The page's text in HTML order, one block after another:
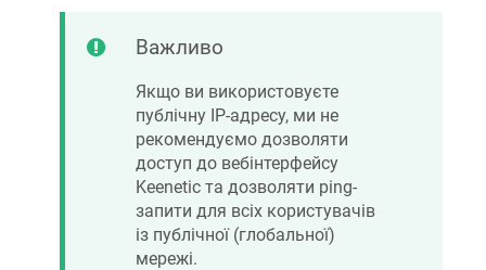
Важливо
Якщо ви використовуєте
публічну IP-адресу, ми не
рекомендуємо дозволяти
доступ до вебінтерфейсу
Keenetic та дозволяти ping-
запити для всіх користувачів
із публічної (глобальної)
мережі.